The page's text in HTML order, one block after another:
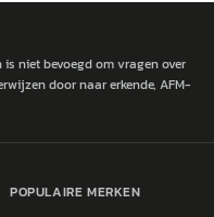
niet bevoegd om vragen over
door naar erkende, AFM-
POPULAIRE MERKEN